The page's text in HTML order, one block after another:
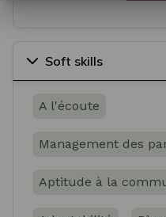
Soft skills
A l'écoute
Management des
Aptitude à la